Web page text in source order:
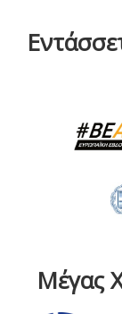
Μέγας